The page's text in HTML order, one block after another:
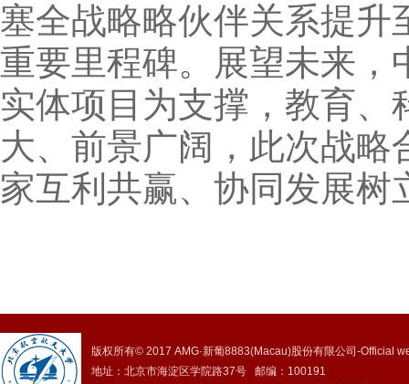
塞全战略略伙伴关系提升
重要里程碑。展望未来，
实体项目为支撑，教育
大、前景广阔，此次战
家互利共赢、协同发展树
版权所有© 2017 AMG·新葡8883(Macau)股份有限公司-Official
地址：北京市海淀区学院路37号 邮编：100191